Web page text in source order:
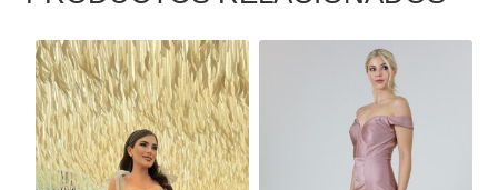
ESTE
PRODUCTO
TIENE
MÚLTIPLES
VARIANTES.
MÚLTIPLES
VARIANTES.